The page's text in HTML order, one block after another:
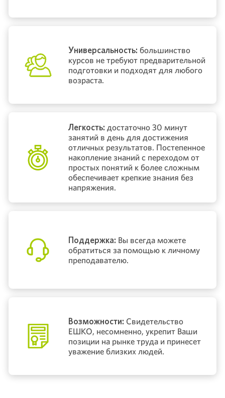
Универсальность: большинство
курсов не требуют предварительной
подготовки и подходят для любого
возраста.
Легкость: достаточно 30 минут
занятий в день для достижения
отличных результатов. Постепенное
накопление знаний с переходом от
простых понятий к более сложным
обеспечивает крепкие знания без
напряжения.
Поддержка: Вы всегда можете
обратиться за помощью к личному
преподавателю.
Возможности: Свидетельство
ЕШКО, несомненно, укрепит Ваши
позиции на рынке труда и принесет
уважение близких людей.